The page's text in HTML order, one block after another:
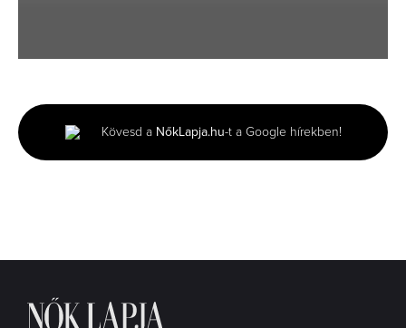
minutes,
0
Kövesd a NőkLapja.hu-t a Google hírekben!